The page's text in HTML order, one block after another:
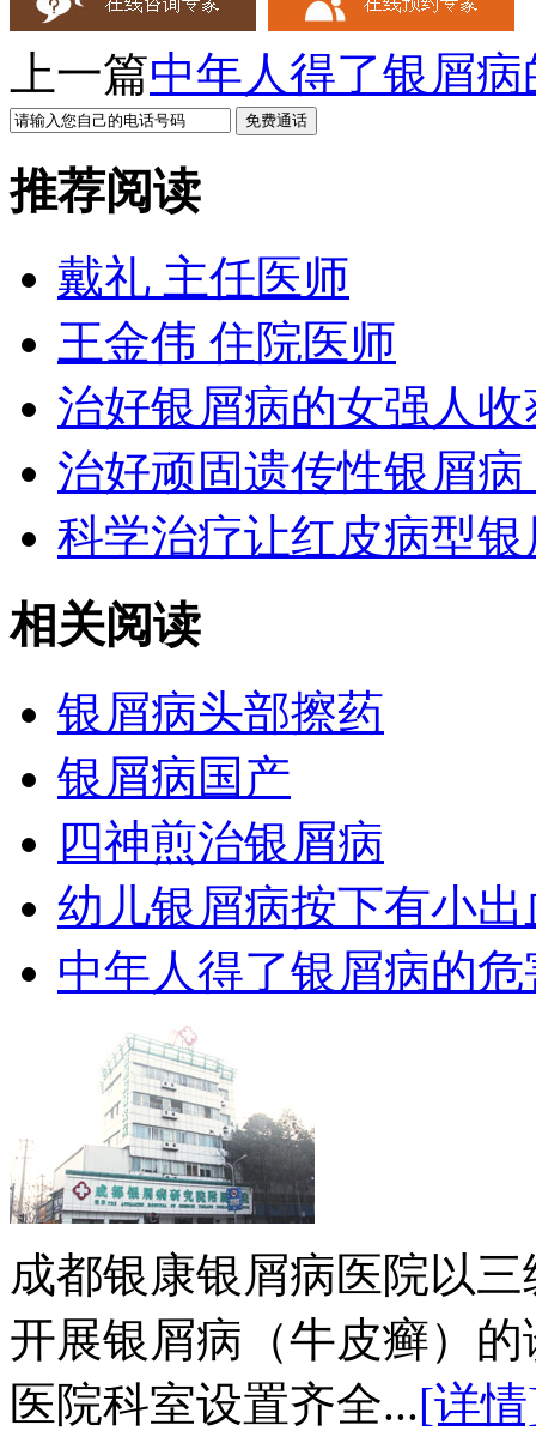
上一篇中年人得了银屑
推荐阅读
戴礼 主任医师
王金伟 住院医师
治好银屑病的女强人
治好顽固遗传性银屑
科学治疗让红皮病型
相关阅读
银屑病头部擦药
银屑病国产
四神煎治银屑病
幼儿银屑病按下有小出
中年人得了银屑病的危
成都银康银屑病医院以
开展银屑病（牛皮癣）
医院科室设置齐全...[详